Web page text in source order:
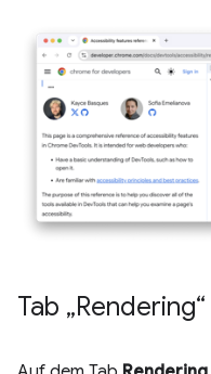
Tab „Rendering“